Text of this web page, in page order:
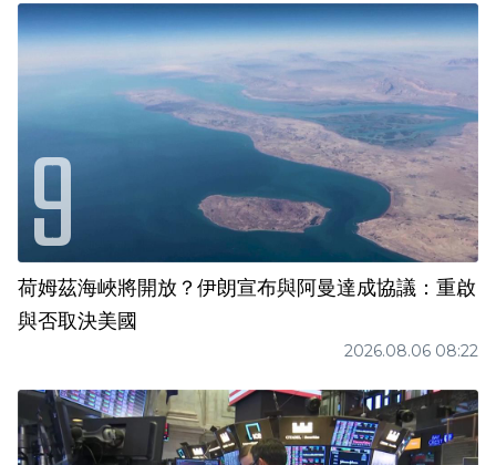
荷姆茲海峽將開放？伊朗宣布與阿曼達成協議：重啟
與否取決美國
2026.08.06 08:22